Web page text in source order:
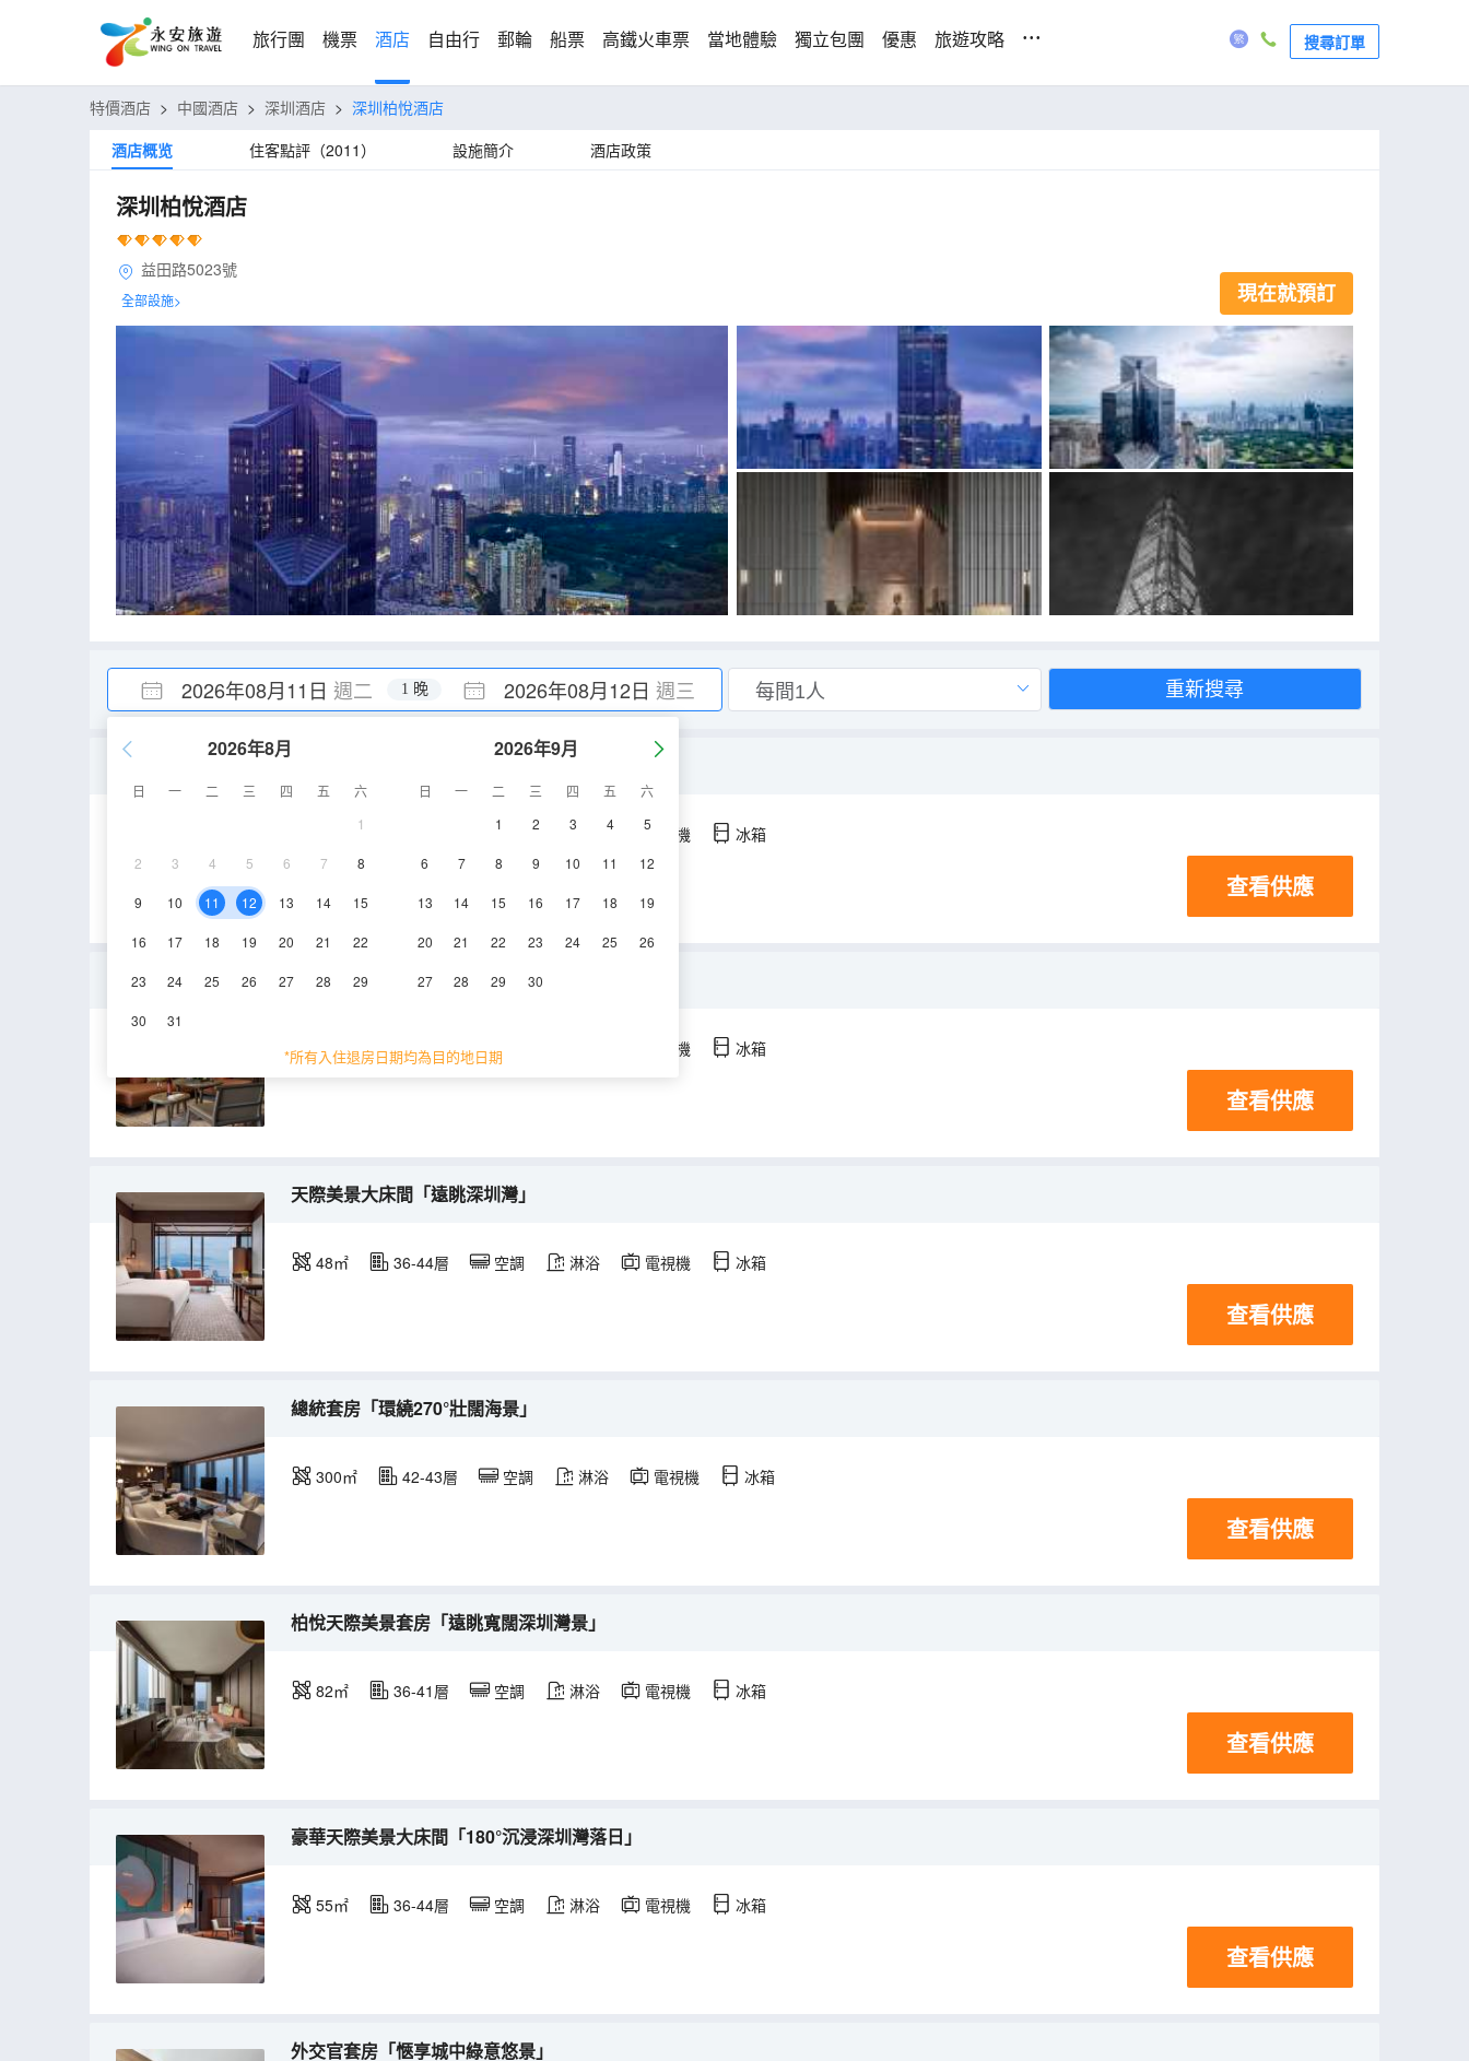
旅行團 機票 酒店 自由行 郵輪 船票 高鐵火車票 當地體驗 獨立包團 優惠 旅遊攻略 ... 搜尋訂單
特價酒店 > 中國酒店 > 深圳酒店 > 深圳柏悅酒店
酒店概览
住客點評（2011） 設施簡介 酒店政策
深圳柏悅酒店
益田路5023號
全部設施> 現在就預訂
2026年08月11日 週二 2026年08月12日 週三
1 晚
2026年8月
日 一 二 三 四 五
六
1
2 3 4 5 6 7 8
9 10 11 12 13 14 15
16 17 18 19 20 21 22
23 24 25 26 27 28 29
30 31
2026年9月
日 一 二 三 四 五
六
1
2 3 4 5
6 7 8 9 10 11 12
13 14 15 16 17 18 19
20 21 22 23 24 25 26
27 28 29 30
*所有入住退房日期均為目的地日期
重新搜尋
柏悅大床間「私享城市地標風尚」
空調 淋浴 電視機 冰箱
查看供應
柏悅套房「盡享都市繁華景觀」
81㎡ 36-44層 空調 電視機 冰箱
查看供應
天際美景大床間「遠眺深圳灣」
48㎡ 36-44層 空調 淋浴 電視機 冰箱
查看供應
總統套房「環繞270°壯闊海景」
300㎡ 42-43層 空調 淋浴 電視機 冰箱
查看供應
柏悅天際美景套房「遠眺寬闊深圳灣景」
82㎡ 36-41層 空調 淋浴 電視機 冰箱
查看供應
豪華天際美景大床間「180°沉浸深圳灣落日」
55㎡ 36-44層 空調 淋浴 電視機 冰箱
查看供應
外交官套房「愜享城中綠意悠景」